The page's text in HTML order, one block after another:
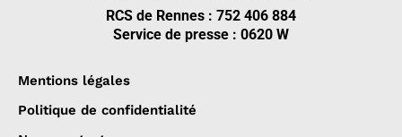
RCS de Rennes : 752 406 884
Service de presse : 0620 W
Mentions légales
Politique de confidentialité